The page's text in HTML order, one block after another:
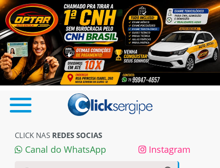
CLICK NAS REDES SOCIAS
Canal do WhatsApp Instagram